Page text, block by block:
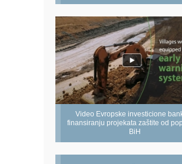
Video Evropske investicione
finansiranju projekata zaštite od
BiH